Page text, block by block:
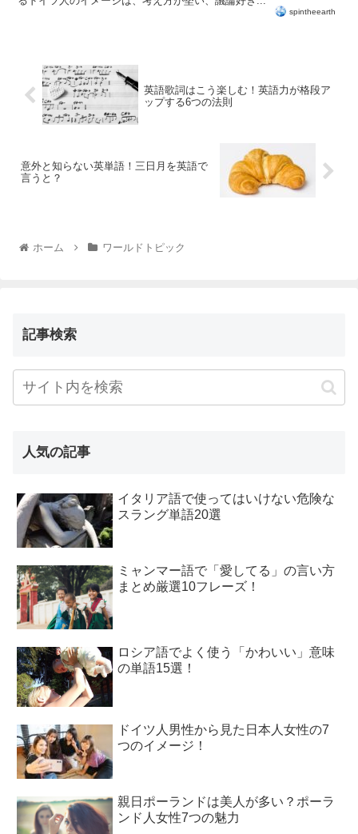
spintheearth
英語歌詞はこう楽しむ！英語力が格段ア
ップする6つの法則
意外と知らない英単語！三日月を英語で
言うと？
ホーム ワールドトピック
記事検索
人気の記事
イタリア語で使ってはいけない危険な
スラング単語20選
ミャンマー語で「愛してる」の言い方
まとめ厳選10フレーズ！
ロシア語でよく使う「かわいい」意味
の単語15選！
ドイツ人男性から見た日本人女性の7
つのイメージ！
親日ポーランドは美人が多い？ポーラ
ンド人女性7つの魅力